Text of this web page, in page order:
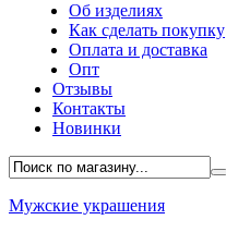
Об изделиях
Как сделать покупку
Оплата и доставка
Опт
Отзывы
Контакты
Новинки
Мужские украшения